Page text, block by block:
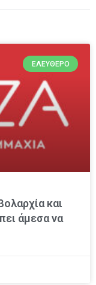
ΕΛΕΎΘΕΡΟ
και
άμεσα να